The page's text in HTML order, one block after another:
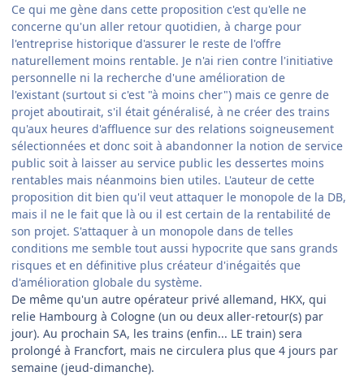
Ce qui me gѐne dans cette proposition c'est qu'elle ne
concerne qu'un aller retour quotidien, à charge pour
l'entreprise historique d'assurer le reste de l'offre
naturellement moins rentable. Je n'ai rien contre l'initiative
personnelle ni la recherche d'une amélioration de
l'existant (surtout si c'est "à moins cher") mais ce genre de
projet aboutirait, s'il était généralisé, à ne créer des trains
qu'aux heures d'affluence sur des relations soigneusement
sélectionnées et donc soit à abandonner la notion de service
public soit à laisser au service public les dessertes moins
rentables mais néanmoins bien utiles. L'auteur de cette
proposition dit bien qu'il veut attaquer le monopole de la DB,
mais il ne le fait que là ou il est certain de la rentabilité de
son projet. S'attaquer à un monopole dans de telles
conditions me semble tout aussi hypocrite que sans grands
risques et en définitive plus créateur d'inégaités que
d'amélioration globale du systѐme.
De même qu'un autre opérateur privé allemand, HKX, qui
relie Hambourg à Cologne (un ou deux aller-retour(s) par
jour). Au prochain SA, les trains (enfin... LE train) sera
prolongé à Francfort, mais ne circulera plus que 4 jours par
semaine (jeud-dimanche).